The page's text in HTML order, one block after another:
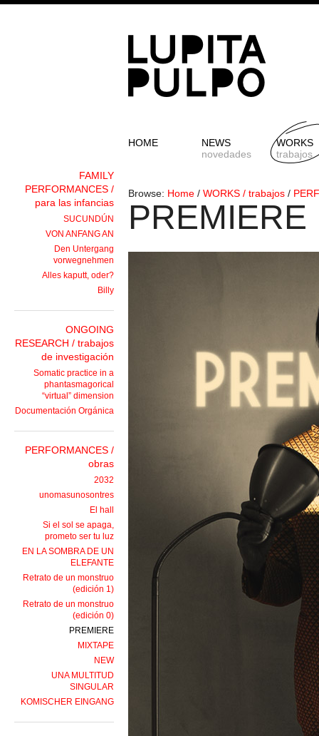
HOME
NEWS
novedades
WORKS
trabajos
Browse: Home / WORKS / trabajos /
PREMIERE
FAMILY
PERFORMANCES /
para las infancias
SUCUNDÚN
VON ANFANG AN
Den Untergang
vorwegnehmen
Alles kaputt, oder?
Billy
ONGOING
RESEARCH / trabajos
de investigación
Somatic practice in a
phantasmagorical
“virtual” dimension
Documentación Orgánica
PERFORMANCES /
obras
2032
unomasunosontres
El hall
Si el sol se apaga,
prometo ser tu luz
EN LA SOMBRA DE UN
ELEFANTE
Retrato de un monstruo
(edición 1)
Retrato de un monstruo
(edición 0)
PREMIERE
MIXTAPE
NEW
UNA MULTITUD
SINGULAR
KOMISCHER EINGANG